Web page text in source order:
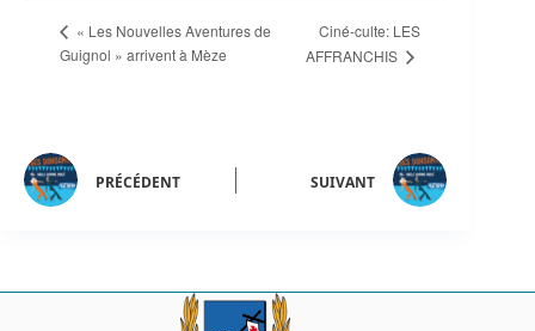
« Les Nouvelles Aventures de
Guignol » arrivent à Mèze
Ciné-culte: LES
AFFRANCHIS
PRÉCÉDENT SUIVANT